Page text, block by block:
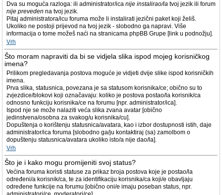
Dva su moguća razloga: ili administrator/ica nije instalirao/la tvoj jezik ili forum
nije preveden na tvoj jezik.
Pitaj administratora/icu foruma može li instalirati jezični paket koji želiš.
Ukoliko ne postoji prijevod na tvoj jezik - slobodno ga napravi. Više
informacija o tome možeš naći na stranicama phpBB Grupe [link u podnožju].
Vrh
Što moram napraviti da bi se vidjela slika ispod mojeg korisničkog
imena?
Prilikom pregledavanja postova moguće je vidjeti dvije slike ispod korisničkih
imena.
Prva slika, statusnica, povezana je sa statusom korisnika/ce; obično su to
zvjezdice/blokovi koji označavaju: koliko je postova postao/la korisnik/ca
odnosno funkciju korisnika/ce na forumu [npr. administrator/ica].
Ispod nje se može nalaziti veća slika zvana avatar [obično
jedinstvena/osobna za svakog/u korisnika/cu].
Dopuštenja o korištenju statusnica/avatara, kao i izbor dostupnosti istih, daje
administrator/ica foruma [slobodno ga/ju kontaktiraj (sa) zamolbom o
dopuštenju statusnica/avatara ukoliko isto/a nije dao/la].
Vrh
Što je i kako mogu promijeniti svoj status?
Većina foruma koristi statuse za prikaz broja postova koje je postao/la
određeni/a korisnik/ca, te za identifikaciju korisnika/ca koji/e obavljaju
određene funkcije na forumu [obično oni/e imaju poseban status, npr.